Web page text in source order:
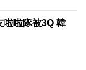
啦啦隊被3Q 韓